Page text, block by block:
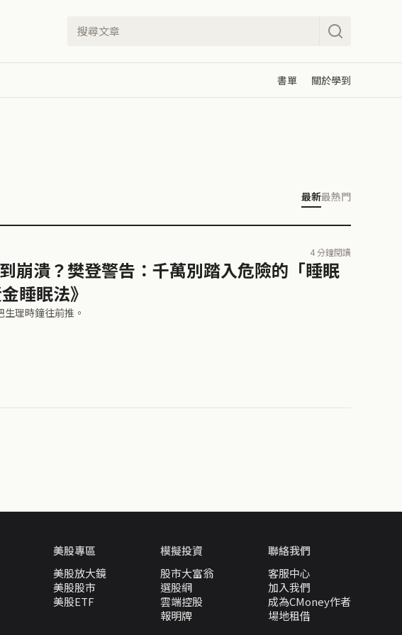
書單 關於學到
最新最熱門
4 分鐘閱讀
崩潰？樊登警告：千萬別踏入危險的「睡眠
睡眠法》
理時鐘往前推。
美股專區
美股放大鏡
美股股市
美股ETF
模擬投資
股市大富翁
選股網
雲端控股
報明牌
聯絡我們
客服中心
加入我們
成為CMoney作者
場地租借